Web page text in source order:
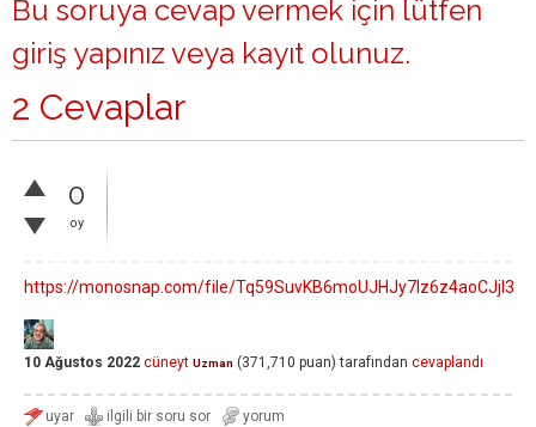
Bu soruya cevap vermek için lütfen
giriş yapınız veya kayıt olunuz.
2 Cevaplar
0
oy
https://monosnap.com/file/Tq59SuvKB6moUJHJy7lz6z4aoCJjI3
10 Ağustos 2022 cüneyt Uzman (371,710 puan) tarafından cevaplandı